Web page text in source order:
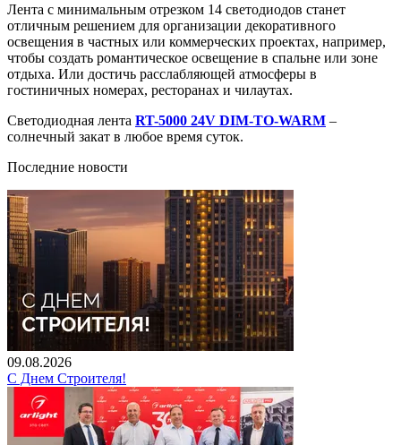
Лента с минимальным отрезком 14 светодиодов станет
отличным решением для организации декоративного
освещения в частных или коммерческих проектах, например,
чтобы создать романтическое освещение в спальне или зоне
отдыха. Или достичь расслабляющей атмосферы в
гостиничных номерах, ресторанах и чилаутах.
Светодиодная лента RT-5000 24V DIM-TO-WARM –
солнечный закат в любое время суток.
Последние новости
09.08.2026
С Днем Строителя!